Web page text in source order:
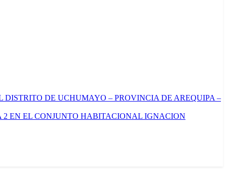
DISTRITO DE UCHUMAYO – PROVINCIA DE AREQUIPA –
EN EL CONJUNTO HABITACIONAL IGNACION